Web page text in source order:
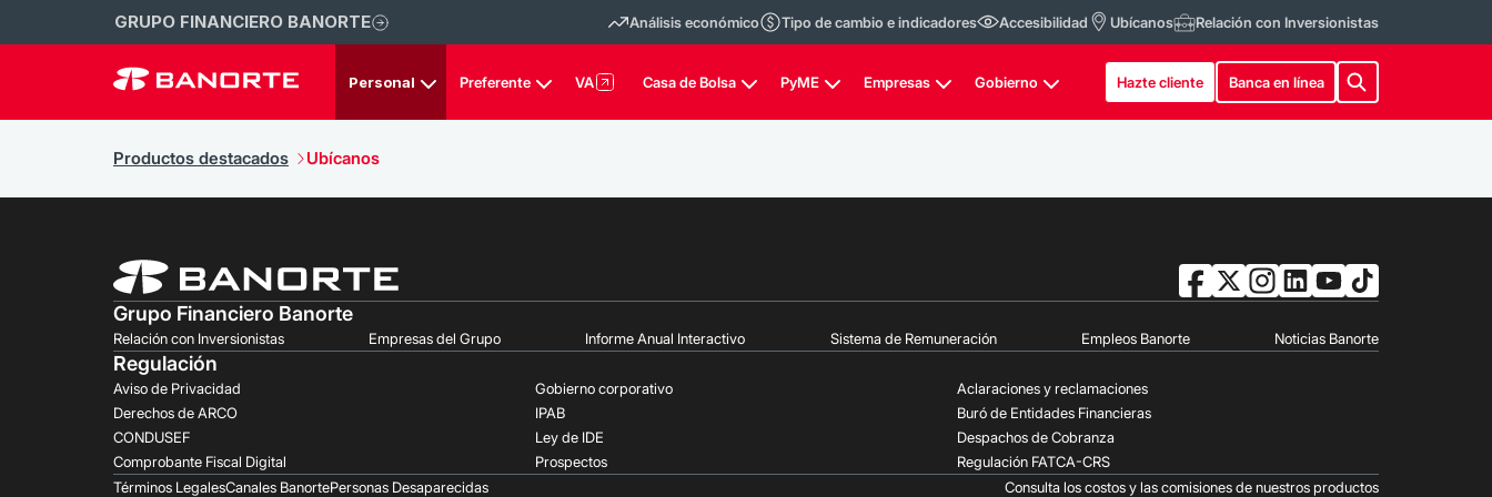
GRUPO FINANCIERO BANORTE Análisis económico Tipo de cambio e indicadores Accesibilidad Ubícanos Relación con Inversionistas
Personal Preferente VA Casa de Bolsa PyME Empresas Gobierno Hazte cliente Banca en línea
Productos destacados Ubícanos
Grupo Financiero Banorte
Relación con Inversionistas Empresas del Grupo Informe Anual Interactivo Sistema de Remuneración Empleos Banorte Noticias Banorte
Regulación
Aviso de Privacidad
Derechos de ARCO
CONDUSEF
Comprobante Fiscal Digital
Gobierno corporativo
IPAB
Ley de IDE
Prospectos
Aclaraciones y reclamaciones
Buró de Entidades Financieras
Despachos de Cobranza
Regulación FATCA-CRS
Términos LegalesCanales BanortePersonas Desaparecidas
Consulta los costos y las comisiones de nuestros productos